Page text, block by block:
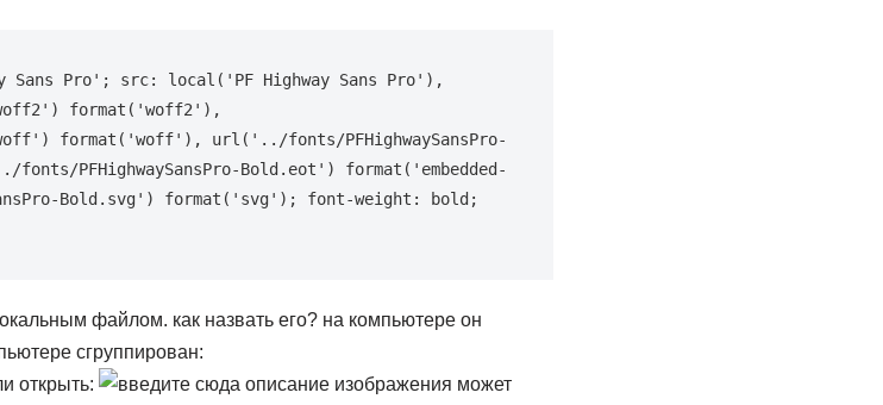
Sans Pro'; src: local('PF Highway Sans Pro'),
format('woff2'),
format('woff'), url('../fonts/PFHighwaySansPro-
PFHighwaySansPro-Bold.eot') format('embedded-
Bold.svg') format('svg'); font-weight: bold;
файлом. как назвать его? на компьютере он
сгруппирован:
открыть:
может